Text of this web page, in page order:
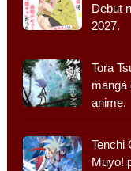
Debut
2027.
Tora
mangá
anime.
Tenchi
Muyo!